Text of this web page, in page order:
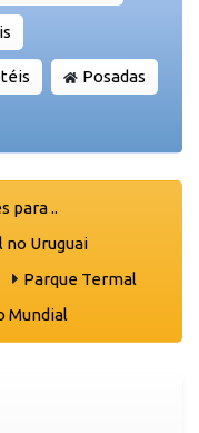
Posadas
para ..
no Uruguai
Parque Termal
Mundial